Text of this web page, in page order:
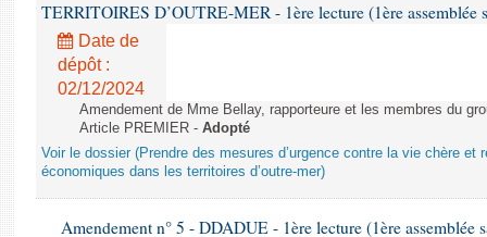
TERRITOIRES D’OUTRE-MER - 1ère lecture (1ère assemblée
Date de
dépôt :
02/12/2024
Amendement de Mme Bellay, rapporteure et les membres du
Article PREMIER - Adopté
Voir le dossier (Prendre des mesures d’urgence contre la vie chère et
économiques dans les territoires d’outre-mer)
Amendement n° 5 - DDADUE - 1ère lecture (1ère assemblée